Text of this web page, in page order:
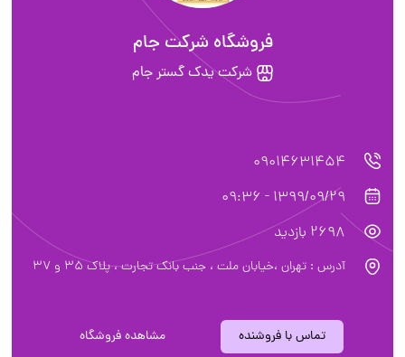
فروشگاه شرکت جام
شرکت یدک گستر جام
09014631454
1399/09/29 - 09:36
2698 بازدید
آدرس : تهران ،خیابان ملت ، جنب بانک تجارت ، پلاک 35 و 37
تماس با فروشنده مشاهده فروشگاه